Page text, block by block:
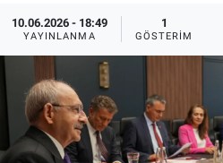
10.06.2026 - 18:49
YAYINLANMA
1
GÖSTERIM
Tüm Haberler
İletişim
Künye
Süper Lig Puan Durumu
Tüm Manşetler
Son Dakika Haberleri
Haber Arşivi